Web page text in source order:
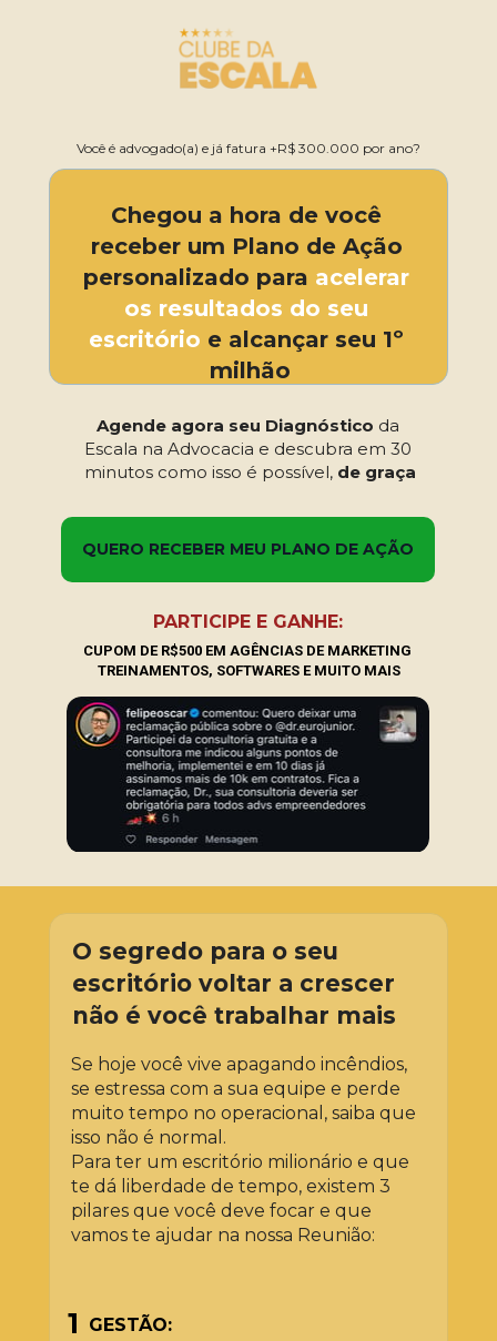
Você é advogado(a) e já fatura +R$ 300.000 por ano?
Chegou a hora de você
receber um Plano de Ação
personalizado para acelerar
os resultados do seu
escritório e alcançar seu 1º
milhão
Agende agora seu Diagnóstico da
Escala na Advocacia e descubra em 30
minutos como isso é possível, de graça
QUERO RECEBER MEU PLANO DE AÇÃO
PARTICIPE E GANHE:
CUPOM DE R$500 EM
TREINAMENTOS, SOFTWARES E MUITO MAIS
O segredo para o seu
escritório voltar a crescer
não é você trabalhar mais
Se hoje você vive apagando incêndios,
se estressa com a sua equipe e perde
muito tempo no operacional, saiba que
isso não é normal.
Para ter um escritório milionário e que
te dá liberdade de tempo, existem 3
pilares que você deve focar e que
vamos te ajudar na nossa Reunião:
1
GESTÃO: